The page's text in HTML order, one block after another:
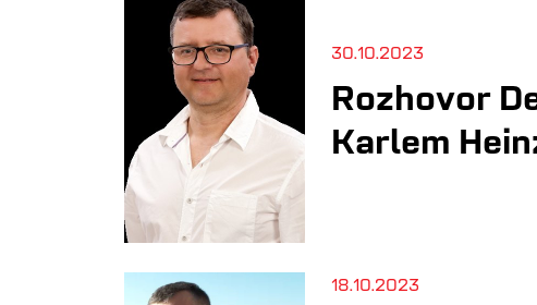
30.10.2023
Rozhovor
Karlem
18.10.2023